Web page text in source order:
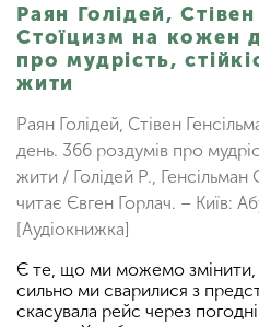
Раян Голідей,
Стоїцизм на кожен
про мудрість,
жити
Раян Голідей, Стівен
день. 366 роздумів про
жити / Голідей Р.,
читає Євген Горлач. – Київ:
[Аудіокнижка]
Є те, що ми можемо змінити,
сильно ми сварилися з
скасувала рейс через